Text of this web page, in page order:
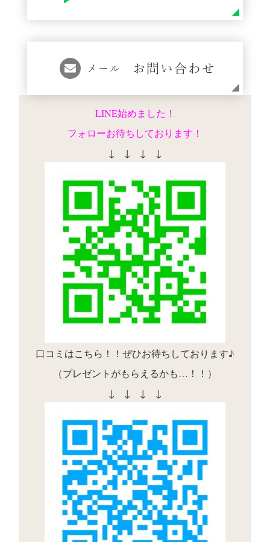
メール お問い合わせ
LINE始めました！
フォローお待ちしております！
↓ ↓ ↓ ↓
口コミはこちら！！ぜひお待ちしております♪
（プレゼントがもらえるかも…！！）
↓ ↓ ↓ ↓